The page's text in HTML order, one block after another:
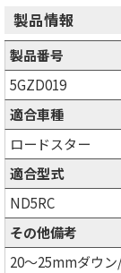
製品情報
製品番号
5GZD019
適合車種
ロードスター
適合型式
ND5RC
その他備考
20～25mmダウン